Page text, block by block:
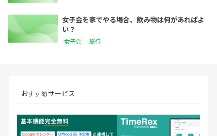
女子会を家でやる場合、飲み物は何があればよ
い？
女子会 旅行
おすすめサービス